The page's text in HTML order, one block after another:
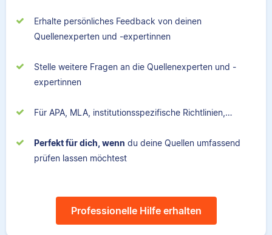
Erhalte persönliches Feedback von deinen
Quellenexperten und -expertinnen
Stelle weitere Fragen an die Quellenexperten und -
expertinnen
Für APA, MLA, institutionsspezifische Richtlinien,…
Perfekt für dich, wenn du deine Quellen umfassend
prüfen lassen möchtest
Professionelle Hilfe erhalten